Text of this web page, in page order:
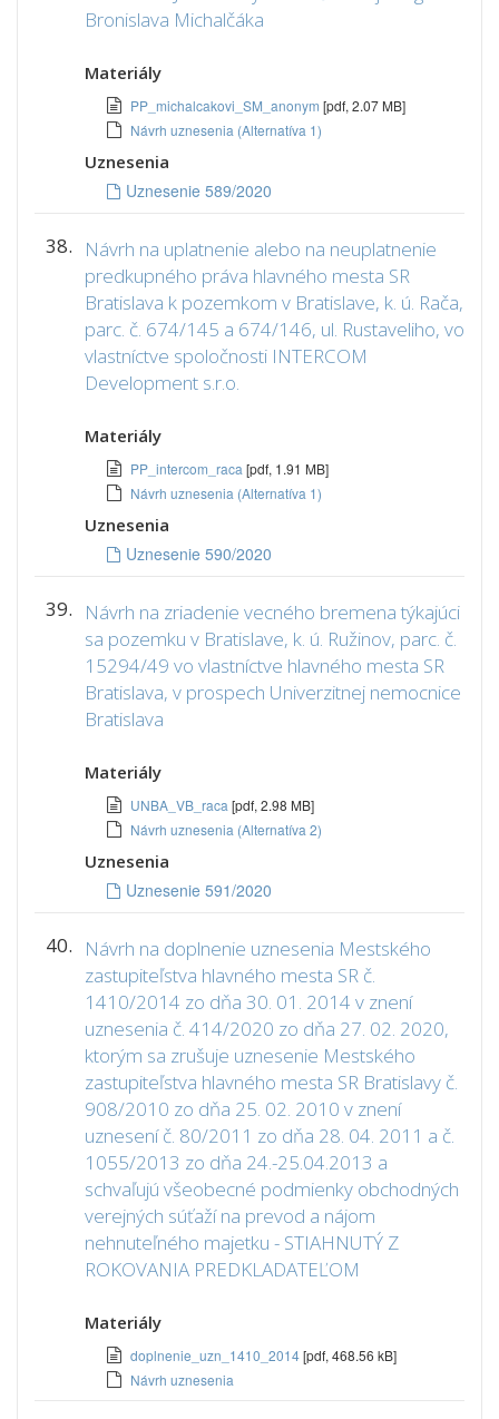
Bronislava Michalčáka
Materiály
PP_michalcakovi_SM_anonym [pdf, 2.07 MB]
Návrh uznesenia (Alternatíva 1)
Uznesenia
Uznesenie 589/2020
38.
Návrh na uplatnenie alebo na neuplatnenie
predkupného práva hlavného mesta SR
Bratislava k pozemkom v Bratislave, k. ú. Rača,
parc. č. 674/145 a 674/146, ul. Rustaveliho, vo
vlastníctve spoločnosti INTERCOM
Development s.r.o.
Materiály
PP_intercom_raca [pdf, 1.91 MB]
Návrh uznesenia (Alternatíva 1)
Uznesenia
Uznesenie 590/2020
39.
Návrh na zriadenie vecného bremena týkajúci
sa pozemku v Bratislave, k. ú. Ružinov, parc. č.
15294/49 vo vlastníctve hlavného mesta SR
Bratislava, v prospech Univerzitnej nemocnice
Bratislava
Materiály
UNBA_VB_raca [pdf, 2.98 MB]
Návrh uznesenia (Alternatíva 2)
Uznesenia
Uznesenie 591/2020
40.
Návrh na doplnenie uznesenia Mestského
zastupiteľstva hlavného mesta SR č.
1410/2014 zo dňa 30. 01. 2014 v znení
uznesenia č. 414/2020 zo dňa 27. 02. 2020,
ktorým sa zrušuje uznesenie Mestského
zastupiteľstva hlavného mesta SR Bratislavy č.
908/2010 zo dňa 25. 02. 2010 v znení
uznesení č. 80/2011 zo dňa 28. 04. 2011 a č.
1055/2013 zo dňa 24.-25.04.2013 a
schvaľujú všeobecné podmienky obchodných
verejných súťaží na prevod a nájom
nehnuteľného majetku - STIAHNUTÝ Z
ROKOVANIA PREDKLADATEĽOM
Materiály
doplnenie_uzn_1410_2014[pdf, 468.56 kB]
Návrh uznesenia